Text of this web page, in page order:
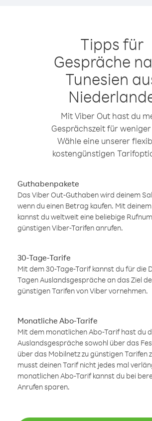
Tipps für
Gespräche
Tunesien
Mit Viber Out hast du
Gesprächszeit für weniger
Wähle eine unserer
kostengünstigen
Guthabenpakete
Das Viber Out-Guthaben wird deinem
wenn du einen Betrag kaufen. Mit
kannst du weltweit eine beliebige
günstigen Viber-Tarifen anrufen.
30-Tage-Tarife
Mit dem 30-Tage-Tarif kannst du für die
Tagen Auslandsgespräche an das Ziel
günstigen Tarifen von Viber vornehmen.
Monatliche Abo-Tarife
Mit dem monatlichen Abo-Tarif hast du
Auslandsgespräche sowohl über das
über das Mobilnetz zu günstigen Tarifen
musst deinen Tarif nicht jedes mal
monatlichen Abo-Tarif kannst du bei
Anrufen sparen.